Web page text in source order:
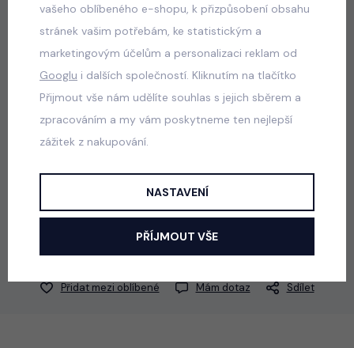
Jak vybrat správnou velikost?
Bavlněné triko, motiv SQUISHY DUMPLING vpředu.
Barva: bílá
Doprava již od 59 Kč
středa 12. 8.
Doprava již od 5 €
Přidat mezi oblíbené Mám dotaz Sdílet
vašeho oblíbeného e-shopu, k přizpůsobení obsahu
stránek vašim potřebám, ke statistickým a
marketingovým účelům a personalizaci reklam od
Googlu i dalších společností. Kliknutím na tlačítko
Přijmout vše nám udělíte souhlas s jejich sběrem a
zpracováním a my vám poskytneme ten nejlepší
zážitek z nakupování.
NASTAVENÍ
PŘÍJMOUT VŠE